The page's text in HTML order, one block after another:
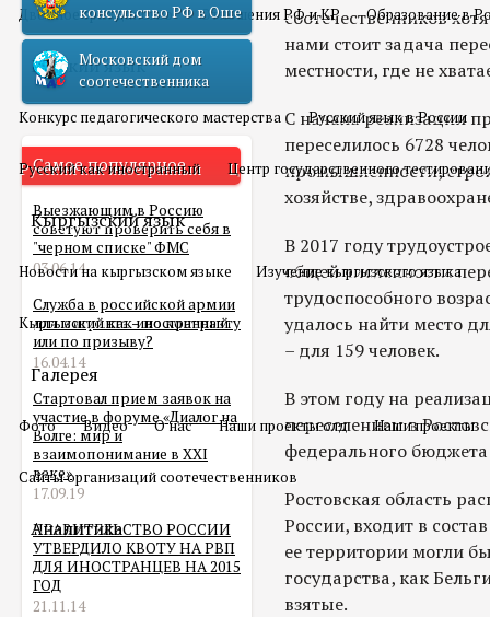
Двойное гражданство Отношения РФ и КР Образование в
Русский язык
Конкурс педагогического мастерства Русский язык в России
Русский как иностранный Центр государственного
Кыргызский язык
Новости на кыргызском языке Изучение кыргызского языка
Кыргызский как иностранный
Галерея
Фото Видео О нас Наши проекты олд Наши проекты
Сайты организаций соотечественников
Аналитика
консульство РФ в Оше
Московский дом
соотечественника
Самое популярное
Выезжающим в Россию
советуют проверить себя в
"черном списке" ФМС
03.06.14
Служба в российской армии
для мигранта – по контракту
или по призыву?
16.04.14
Стартовал прием заявок на
участие в форуме «Диалог на
Волге: мир и
взаимопонимание в XXI
веке»
17.09.19
ПРАВИТЕЛЬСТВО РОССИИ
УТВЕРДИЛО КВОТУ НА РВП
ДЛЯ ИНОСТРАНЦЕВ НА 2015
ГОД
21.11.14
соотечественников
нами стоит задача
местности, где не
С начала реализации
переселилось 6728
промышленности,
хозяйстве,
В 2017 году
общей численности
трудоспособного
удалось найти место
– для 159 человек.
В этом году на
переселением в
федерального
Ростовская область
России, входит в
ее территории могли
государства, как
взятые.